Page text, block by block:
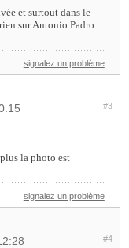
et surtout dans le
sur Antonio Padro.
signalez un problème
#3
la photo est
signalez un problème
#4